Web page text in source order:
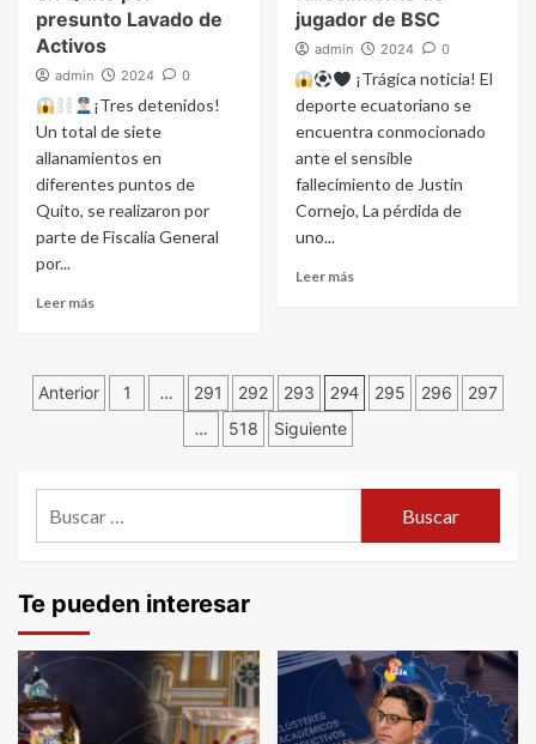
presunto Lavado de
Activos
admin 2024 0
¡Tres detenidos!
Un total de siete
allanamientos en
diferentes puntos de
Quito, se realizaron por
parte de Fiscalía General
por...
Leer más
jugador de BSC
admin 2024 0
¡Trágica noticia! El
deporte ecuatoriano se
encuentra conmocionado
ante el sensible
fallecimiento de Justin
Cornejo, La pérdida de
uno...
Leer más
Navegación
entradas
Anterior 1 … 291 292 293 294 295 296
297
…
518 Siguiente
Te pueden interesar